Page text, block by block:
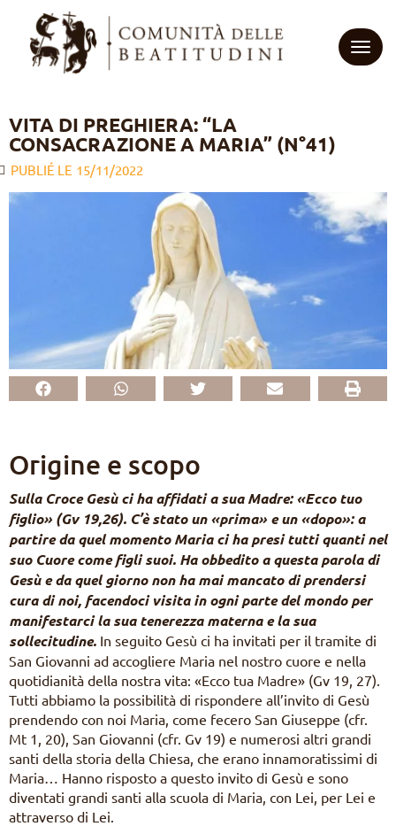
In breve
La nostra vocazione
La nostra spiritualità
La vita apostolica
La famiglia delle Beatitudini
La nostra storia
ENTRARE NELLE BEATITUDINI
NOTIZIE
LE NOSTRE PROPOSTE
COME AIUTARCI
FR
ES
HU
VITA DI PREGHIERA: “LA
CONSACRAZIONE A MARIA” (N°41)
PUBLIÉ LE 15/11/2022
Origine e scopo
Sulla Croce Gesù ci ha affidati a sua Madre: «Ecco tuo
figlio» (Gv 19,26). C’è stato un «prima» e un «dopo»: a
partire da quel momento Maria ci ha presi tutti quanti nel
suo Cuore come figli suoi. Ha obbedito a questa parola di
Gesù e da quel giorno non ha mai mancato di prendersi
cura di noi, facendoci visita in ogni parte del mondo per
manifestarci la sua tenerezza materna e la sua
sollecitudine. In seguito Gesù ci ha invitati per il tramite di
San Giovanni ad accogliere Maria nel nostro cuore e nella
quotidianità della nostra vita: «Ecco tua Madre» (Gv 19, 27).
Tutti abbiamo la possibilità di rispondere all’invito di Gesù
prendendo con noi Maria, come fecero San Giuseppe (cfr.
Mt 1, 20), San Giovanni (cfr. Gv 19) e numerosi altri grandi
santi della storia della Chiesa, che erano innamoratissimi di
Maria… Hanno risposto a questo invito di Gesù e sono
diventati grandi santi alla scuola di Maria, con Lei, per Lei e
attraverso di Lei.